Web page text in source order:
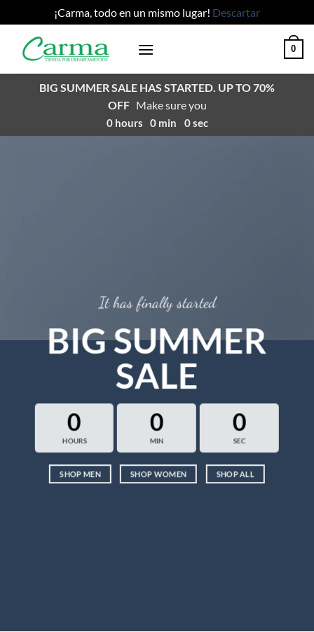
¡Carma, todo en un mismo lugar! Descartar
0
BIG SUMMER SALE HAS STARTED. UP TO 70%
OFF Make sure you
0 hours 0 min 0sec
It has finally started
BIG SUMMER
SALE
0
HOURS
0
MIN
0
SEC
SHOP MEN SHOP WOMEN SHOP ALL